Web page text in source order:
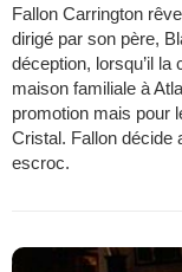
Fallon Carrington
dirigé par son père,
déception, lorsqu’il
maison familiale à
promotion mais pour
Cristal. Fallon décide
escroc.